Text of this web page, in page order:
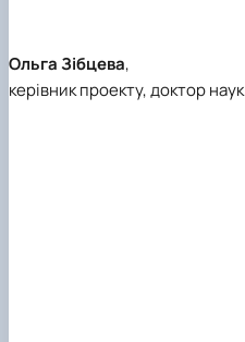
Ольга Зібцева,
керівник проекту, доктор наук